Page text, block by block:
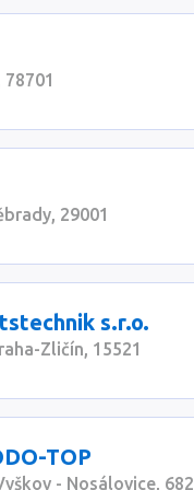
29001
s.r.o.
Zličín, 15521
TOP
- Nosálovice,